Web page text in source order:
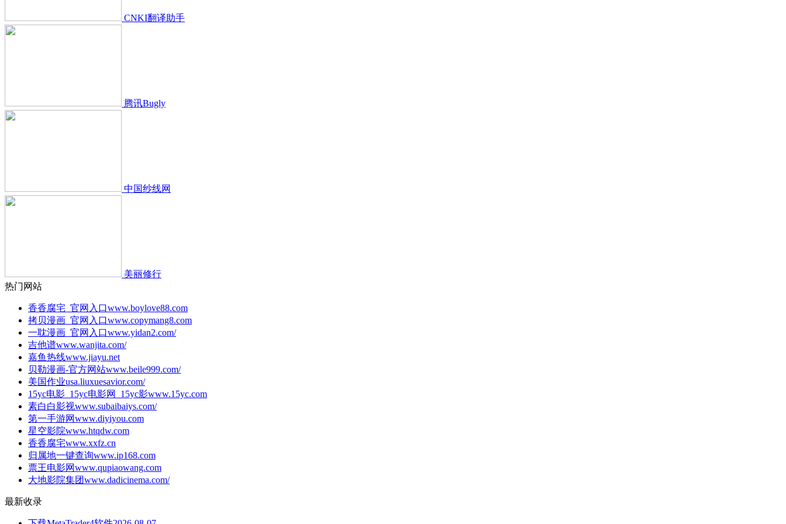
CNKI翻译助手
腾讯Bugly
中国纱线网
美丽修行
热门网站
香香腐宅_官网入口www.boylove88.com
拷贝漫画_官网入口www.copymang8.com
一耽漫画_官网入口www.yidan2.com/
吉他谱www.wanjita.com/
嘉鱼热线www.jiayu.net
贝勒漫画-官方网站www.beile999.com/
美国作业usa.liuxuesavior.com/
15yc电影_15yc电影网_15yc影www.15yc.com
素白白影视www.subaibaiys.com/
第一手游网www.diyiyou.com
星空影院www.htqdw.com
香香腐宅www.xxfz.cn
归属地一键查询www.ip168.com
票王电影网www.qupiaowang.com
大地影院集团www.dadicinema.com/
最新收录